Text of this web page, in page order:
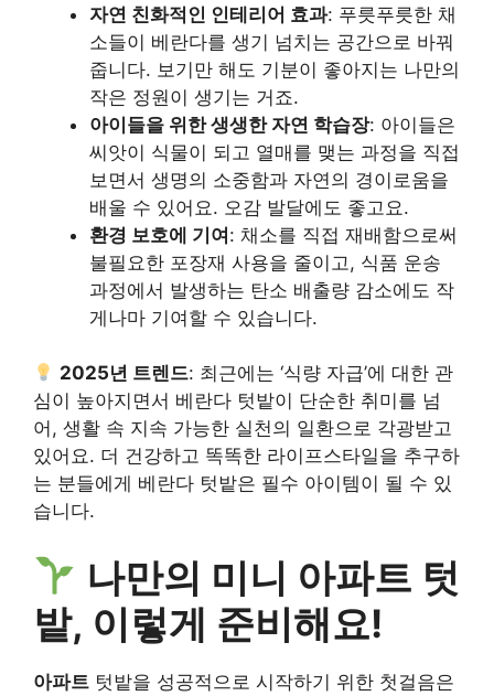
자연 친화적인 인테리어 효과: 푸릇푸릇한 채
소들이 베란다를 생기 넘치는 공간으로 바꿔
줍니다. 보기만 해도 기분이 좋아지는 나만의
작은 정원이 생기는 거죠.
아이들을 위한 생생한 자연 학습장: 아이들은
씨앗이 식물이 되고 열매를 맺는 과정을 직접
보면서 생명의 소중함과 자연의 경이로움을
배울 수 있어요. 오감 발달에도 좋고요.
환경 보호에 기여: 채소를 직접 재배함으로써
불필요한 포장재 사용을 줄이고, 식품 운송
과정에서 발생하는 탄소 배출량 감소에도 작
게나마 기여할 수 있습니다.
2025년 트렌드: 최근에는 ‘식량 자급’에 대한 관
심이 높아지면서 베란다 텃밭이 단순한 취미를 넘
어, 생활 속 지속 가능한 실천의 일환으로 각광받고
있어요. 더 건강하고 똑똑한 라이프스타일을 추구하
는 분들에게 베란다 텃밭은 필수 아이템이 될 수 있
습니다.
나만의 미니 아파트 텃
밭, 이렇게 준비해요!
아파트 텃밭을 성공적으로 시작하기 위한 첫걸음은